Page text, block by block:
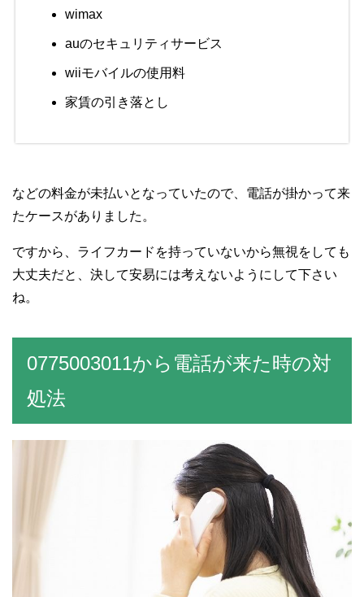
wimax
auのセキュリティサービス
wiiモバイルの使用料
家賃の引き落とし
などの料金が未払いとなっていたので、電話が掛かって来
たケースがありました。
ですから、ライフカードを持っていないから無視をしても
大丈夫だと、決して安易には考えないようにして下さい
ね。
0775003011から電話が来た時の対
処法